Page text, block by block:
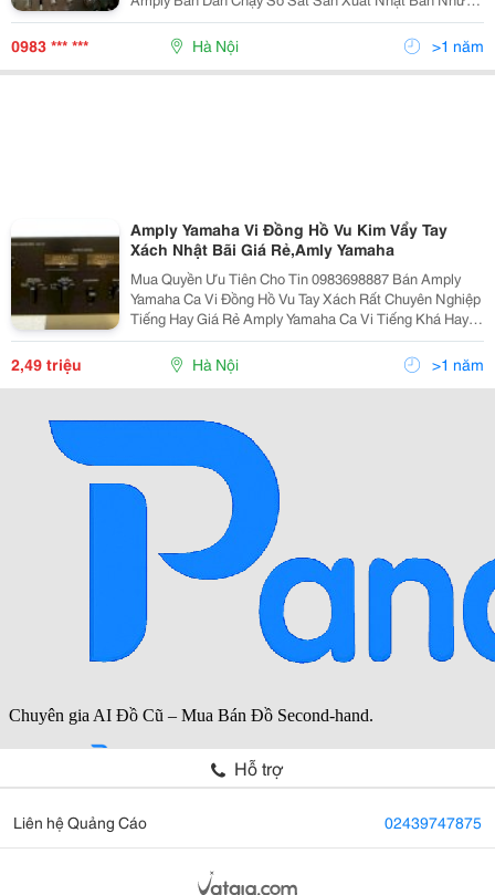
Năm Thập Niên 70 Cho Âm Thanh Trung Thực. Âm Sắc
0983 *** *** Hà Nội >1 năm
Amply Yamaha Vi Đồng Hồ Vu Kim Vẩy Tay
Xách Nhật Bãi Giá Rẻ,Amly Yamaha
Mua Quyền Ưu Tiên Cho Tin 0983698887 Bán Amply
Yamaha Ca Vi Đồng Hồ Vu Tay Xách Rất Chuyên Nghiệp
Tiếng Hay Giá Rẻ Amply Yamaha Ca Vi Tiếng Khá Hay
Trong Tầm Tiền 2.5Tr. Đồng Hồ Vu Hoạt Động Tốt, Máy
Bãi Zin Đẹp, Tay Xách Đầ
2,49 triệu Hà Nội >1 năm
Hỗ trợ
Liên hệ Quảng Cáo 02439747875